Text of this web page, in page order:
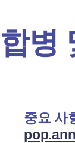
합병
중요 사